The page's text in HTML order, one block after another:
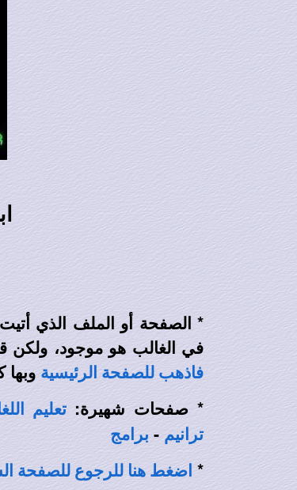
* الصفحة أو الملف الذي
في الغالب هو موجود، ولكن
فاذهب للصفحة الرئيسية وبها
* صفحات شهيرة:تعليم
ترانيم - برامج
* اضغط هنا للرجوع للصفحة